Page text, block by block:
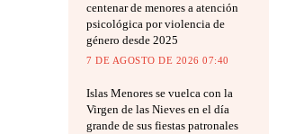
centenar de menores a atención
psicológica por violencia de
género desde 2025
7 DE AGOSTO DE 2026 07:40
Islas Menores se vuelca con la
Virgen de las Nieves en el día
grande de sus fiestas patronales